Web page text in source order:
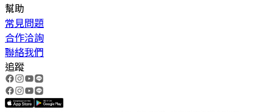
幫助
常見問題
合作洽詢
聯絡我們
追蹤